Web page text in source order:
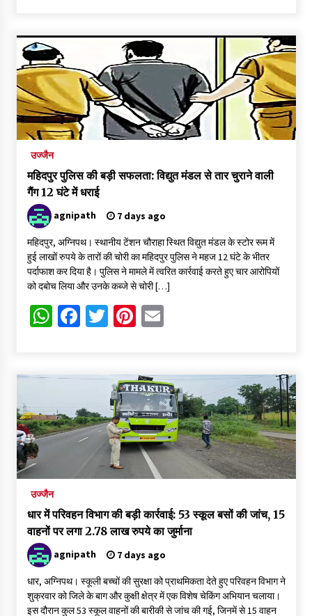
उज्जैन
महिदपुर पुलिस की बड़ी सफलता: विद्युत मंडल से तार चुराने वाली
गैंग 12 घंटे में धराई
agnipath 7 days ago
महिदपुर, अग्निपथ। स्थानीय टेंशन चौराहा स्थित विद्युत मंडल के स्टोर रूम में
हुई लाखों रुपये के तारों की चोरी का महिदपुर पुलिस ने महज 12 घंटे के भीतर
पर्दाफाश कर दिया है। पुलिस ने मामले में त्वरित कार्रवाई करते हुए चार आरोपियों
को दबोच लिया और उनके कब्जे से चोरी […]
WhatsApp
Facebook
TwitterPinterest
Email
उज्जैन
धार में परिवहन विभाग की बड़ी कार्रवाई: 53 स्कूल बसों की जांच, 15
वाहनों पर लगा 2.78 लाख रुपये का जुर्माना
agnipath 7 days ago
धार, अग्निपथ। स्कूली बच्चों की सुरक्षा को प्राथमिकता देते हुए परिवहन विभाग ने
शुक्रवार को जिले के बाग और कुक्षी क्षेत्र में एक विशेष चेकिंग अभियान चलाया।
इस दौरान कुल 53 स्कूल वाहनों की बारीकी से जांच की गई, जिनमें से 15 वाहन